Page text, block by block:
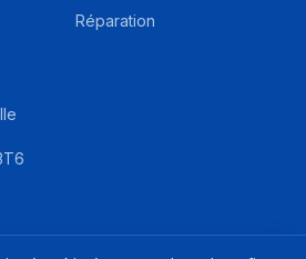
Réparation